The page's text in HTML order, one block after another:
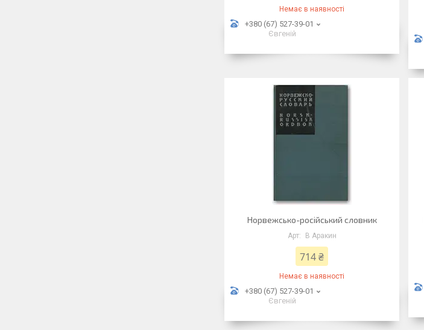
Немає в наявності
+380 (67) 527-39-01
Євгеній
Норвежсько-російський словник
В Аракин
714 ₴
Немає в наявності
+380 (67) 527-39-01
Євгеній